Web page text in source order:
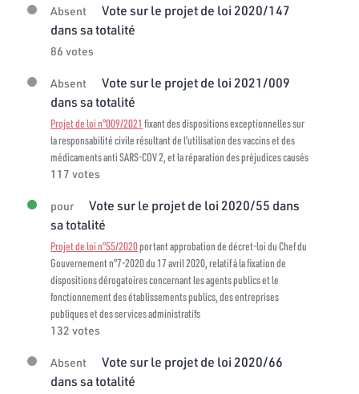
Absent
Vote sur le projet de loi 2020/147
dans sa totalité
86 votes
Absent
Vote sur le projet de loi 2021/009
dans sa totalité
Projet de loi n°009/2021 fixant des dispositions exceptionnelles sur
la responsabilité civile résultant de l’utilisation des vaccins et des
médicaments anti SARS-COV 2, et la réparation des préjudices causés
117 votes
pour
Vote sur le projet de loi 2020/55 dans
sa totalité
Projet de loi n°55/2020portant approbation de décret-loi du Chef du
Gouvernement n°7-2020 du 17 avril 2020, relatif à la fixation de
dispositions dérogatoires concernant les agents publics et le
fonctionnement des établissements publics, des entreprises
publiques et des services administratifs
132 votes
Absent
Vote sur le projet de loi 2020/66
dans sa totalité